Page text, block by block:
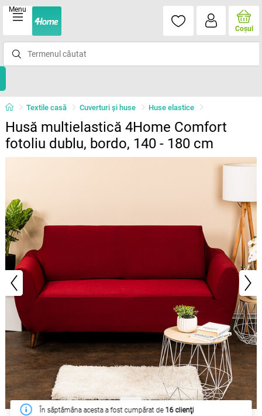
Menu
Coşul
Textile casă Cuverturi și huse Huse elastice
Husă multielastică 4Home Comfort
fotoliu dublu, bordo, 140 - 180 cm
În săptămâna acesta a fost cumpărat de 16 clienţi